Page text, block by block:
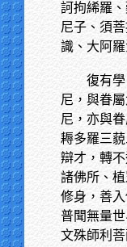
訶拘絺羅
尼子、須
識、大阿羅
復有
尼，與眷
尼，亦與
耨多羅三
辯才，轉
諸佛所、
修身，善
普聞無量
文殊師利